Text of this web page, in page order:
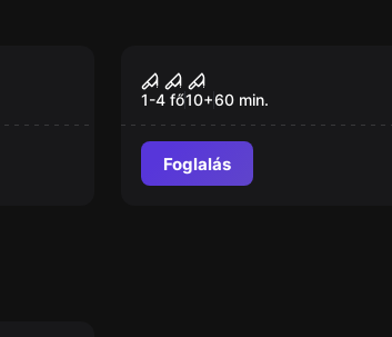
Sanctum VR
1-4 fő10+60 min.
Foglalás